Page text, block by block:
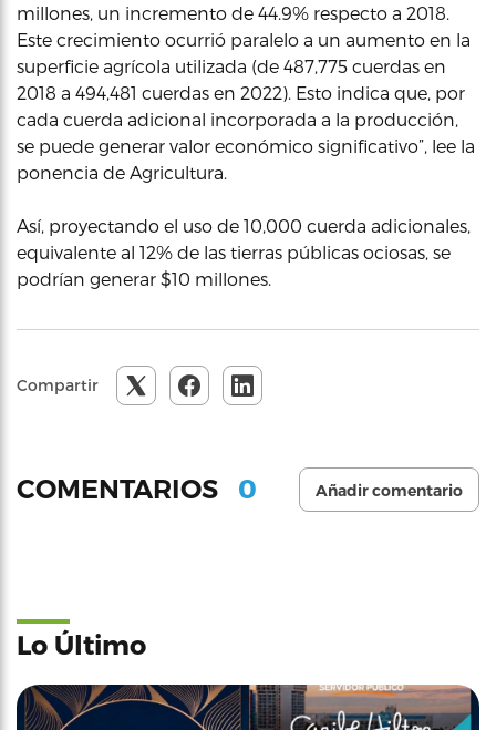
millones, un incremento de 44.9% respecto a 2018.
Este crecimiento ocurrió paralelo a un aumento en la
superficie agrícola utilizada (de 487,775 cuerdas en
2018 a 494,481 cuerdas en 2022). Esto indica que, por
cada cuerda adicional incorporada a la producción,
se puede generar valor económico significativo”, lee la
ponencia de Agricultura.
Así, proyectando el uso de 10,000 cuerda adicionales,
equivalente al 12% de las tierras públicas ociosas, se
podrían generar $10 millones.
Compartir
COMENTARIOS 0 Añadir comentario
Lo Último